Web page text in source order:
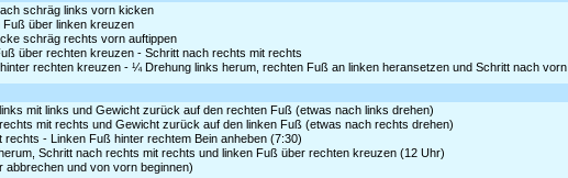
schräg links vorn kicken
über linken kreuzen
schräg rechts vorn auftippen
über rechten kreuzen - Schritt nach rechts mit rechts
rechten kreuzen - ¼ Drehung links herum, rechten Fuß an linken heransetzen und Schritt nach
mit links und Gewicht zurück auf den rechten Fuß (etwas nach links drehen)
mit rechts und Gewicht zurück auf den linken Fuß (etwas nach rechts drehen)
- Linken Fuß hinter rechtem Bein anheben (7:30)
Schritt nach rechts mit rechts und linken Fuß über rechten kreuzen (12 Uhr)
abbrechen und von vorn beginnen)